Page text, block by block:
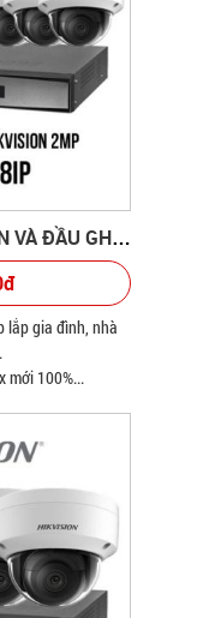
BỘ 8 CAMERA HIKVISION VÀ ĐẦU GHI HÌNH
lắp gia đình, nhà
mới 100%...